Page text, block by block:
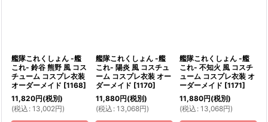
艦隊これくしょん -艦
これ- 鈴谷 熊野 風 コス
チューム コスプレ衣装
オーダーメイド [1168]
11,820円(税別)
(税込 : 13,002円)
艦隊これくしょん -艦
これ- 陽炎 風 コスチュ
ーム コスプレ衣装 オー
ダーメイド [1170]
11,880円(税別)
(税込 : 13,068円)
艦隊これくしょん -艦
これ- 不知火 風 コスチ
ューム コスプレ衣装 オ
ーダーメイド [1171]
11,880円(税別)
(税込 : 13,068円)